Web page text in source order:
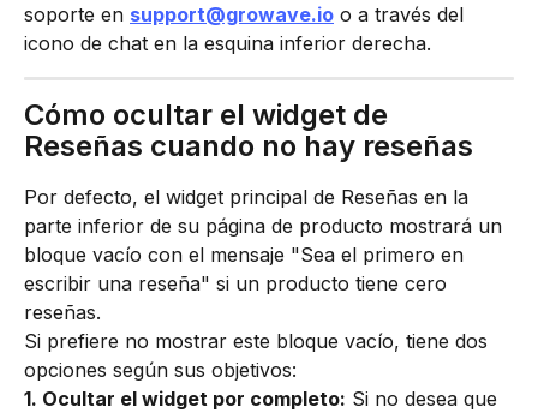
soporte en support@growave.io o a través del
icono de chat en la esquina inferior derecha.
Cómo ocultar el widget de
Reseñas cuando no hay reseñas
Por defecto, el widget principal de Reseñas en la
parte inferior de su página de producto mostrará un
bloque vacío con el mensaje "Sea el primero en
escribir una reseña" si un producto tiene cero
reseñas.
Si prefiere no mostrar este bloque vacío, tiene dos
opciones según sus objetivos:
1. Ocultar el widget por completo: Si no desea que